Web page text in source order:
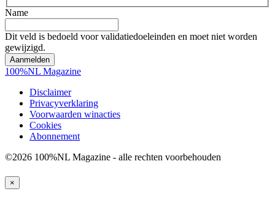
Name
Dit veld is bedoeld voor validatiedoeleinden en moet niet worden
gewijzigd.
100%NL Magazine
Disclaimer
Privacyverklaring
Voorwaarden winacties
Cookies
Abonnement
©2026 100%NL Magazine - alle rechten voorbehouden
×